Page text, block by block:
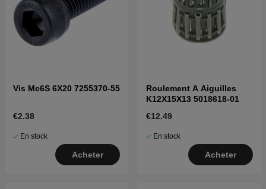
Vis Mc6S 6X20 7255370-55
€2.38
En stock
Acheter
Roulement A Aiguilles
K12X15X13 5018618-01
€12.49
En stock
Acheter